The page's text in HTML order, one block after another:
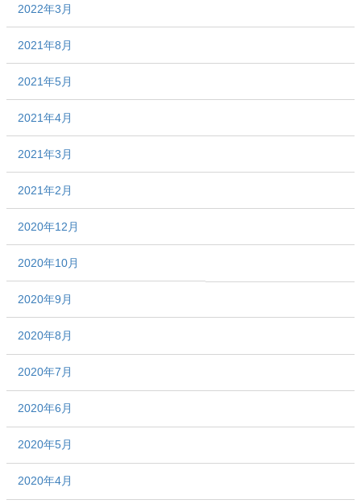
2022年3月
2021年8月
2021年5月
2021年4月
2021年3月
2021年2月
2020年12月
2020年10月
2020年9月
2020年8月
2020年7月
2020年6月
2020年5月
2020年4月